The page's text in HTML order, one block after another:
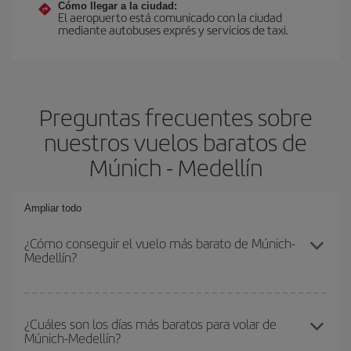
Cómo llegar a la ciudad:
El aeropuerto está comunicado con la ciudad
mediante autobuses exprés y servicios de taxi.
Preguntas frecuentes sobre
nuestros vuelos baratos de
Múnich - Medellín
Ampliar todo
¿Cómo conseguir el vuelo más barato de Múnich-
Medellín?
conseguir el vuelo más barato si evitas temporadas altas,
compras con antelación y puedes ser flexible con las fechas y
¿Cuáles son los días más baratos para volar de
Múnich-Medellín?